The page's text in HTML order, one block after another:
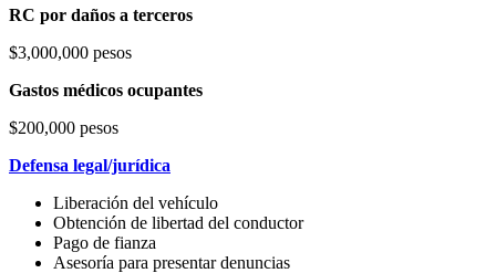
RC por daños a terceros
$3,000,000 pesos
Gastos médicos ocupantes
$200,000 pesos
Defensa legal/jurídica
Liberación del vehículo
Obtención de libertad del conductor
Pago de fianza
Asesoría para presentar denuncias